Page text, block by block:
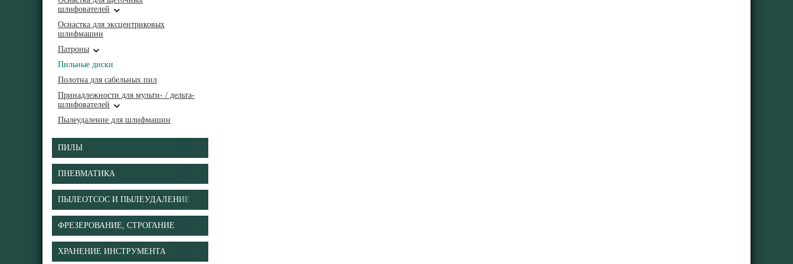
шлифователей
Оснастка для эксцентриковых
шлифмашин
Патроны
Пильные диски
Полотна для сабельных пил
Принадлежности для мульти- / дельта-
шлифователей
Пылеудаление для шлифмашин
ПИЛЫ
ПНЕВМАТИКА
ПЫЛЕОТСОС И ПЫЛЕУДАЛЕНИЕ
ФРЕЗЕРОВАНИЕ, СТРОГАНИЕ
ХРАНЕНИЕ ИНСТРУМЕНТА